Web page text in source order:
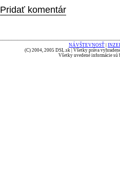
Pridať komentár
NÁVŠTEVNOSŤ
(C) 2004, 2005 DSL.sk | Všetky práva
Všetky uvedené informácie sú